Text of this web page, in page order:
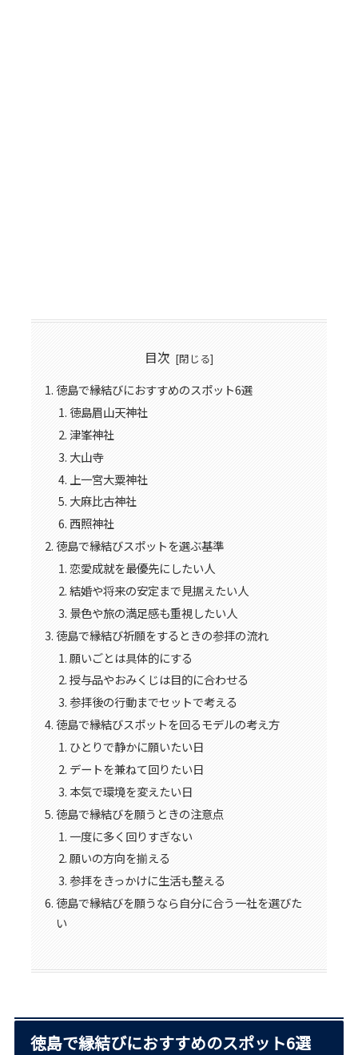
目次
徳島で縁結びにおすすめのスポット6選
徳島眉山天神社
津峯神社
大山寺
上一宮大粟神社
大麻比古神社
西照神社
徳島で縁結びスポットを選ぶ基準
恋愛成就を最優先にしたい人
結婚や将来の安定まで見据えたい人
景色や旅の満足感も重視したい人
徳島で縁結び祈願をするときの参拝の流れ
願いごとは具体的にする
授与品やおみくじは目的に合わせる
参拝後の行動までセットで考える
徳島で縁結びスポットを回るモデルの考え方
ひとりで静かに願いたい日
デートを兼ねて回りたい日
本気で環境を変えたい日
徳島で縁結びを願うときの注意点
一度に多く回りすぎない
願いの方向を揃える
参拝をきっかけに生活も整える
徳島で縁結びを願うなら自分に合う一社を選びた
い
徳島で縁結びにおすすめのスポット6選